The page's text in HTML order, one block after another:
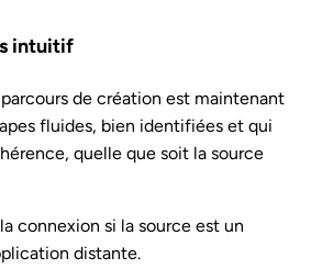
intuitif
de création est maintenant
fluides, bien identifiées et qui
quelle que soit la source
connexion si la source est un
distante.